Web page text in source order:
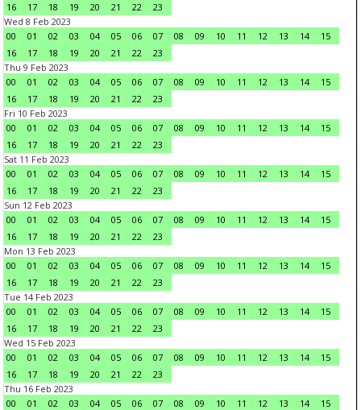
16
17 18 19 20 21 22
23
Wed 8 Feb 2023
00
01 02 03 04 05 06 07 08 09 10 11 12 13 14
15
16
17 18 19 20 21 22
23
Thu 9 Feb 2023
00
01 02 03 04 05 06 07 08 09 10 11 12 13 14
15
16
17 18 19 20 21 22
23
Fri 10 Feb 2023
00
01 02 03 04 05 06 07 08 09 10 11 12 13 14
15
16
17 18 19 20 21 22
23
Sat 11 Feb 2023
00
01 02 03 04 05 06 07 08 09 10 11 12 13 14
15
16
17 18 19 20 21 22
23
Sun 12 Feb 2023
00
01 02 03 04 05 06 07 08 09 10 11 12 13 14
15
16
17 18 19 20 21 22
23
Mon 13 Feb 2023
00
01 02 03 04 05 06 07 08 09 10 11 12 13 14
15
16
17 18 19 20 21 22
23
Tue 14 Feb 2023
00
01 02 03 04 05 06 07 08 09 10 11 12 13 14
15
16
17 18 19 20 21 22
23
Wed 15 Feb 2023
00
01 02 03 04 05 06 07 08 09 10 11 12 13 14
15
16
17 18 19 20 21 22
23
Thu 16 Feb 2023
00
01 02 03 04 05 06 07 08 09 10 11 12 13 14
15